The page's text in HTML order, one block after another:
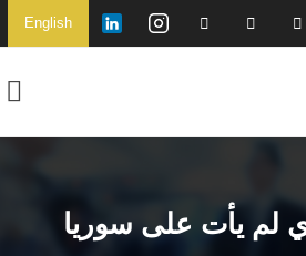
English
لم يأت على سوريا